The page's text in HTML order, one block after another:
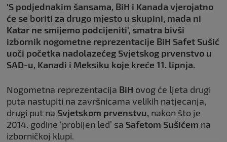
'S podjednakim šansama, BiH i Kanada vjerojatno
će se boriti za drugo mjesto u skupini, mada ni
Katar ne smijemo podcijeniti', smatra bivši
izbornik nogometne reprezentacije BiH Safet Sušić
uoči početka nadolazećeg Svjetskog prvenstvo u
SAD-u, Kanadi i Meksiku koje kreće 11. lipnja.
Nogometna reprezentacija BiH ovog će ljeta drugi
puta nastupiti na završnicama velikih natjecanja,
drugi put na Svjetskom prvenstvu, nakon što je
2014. godine ‘probijen led’ sa Safetom Sušićem na
izborničkoj klupi.